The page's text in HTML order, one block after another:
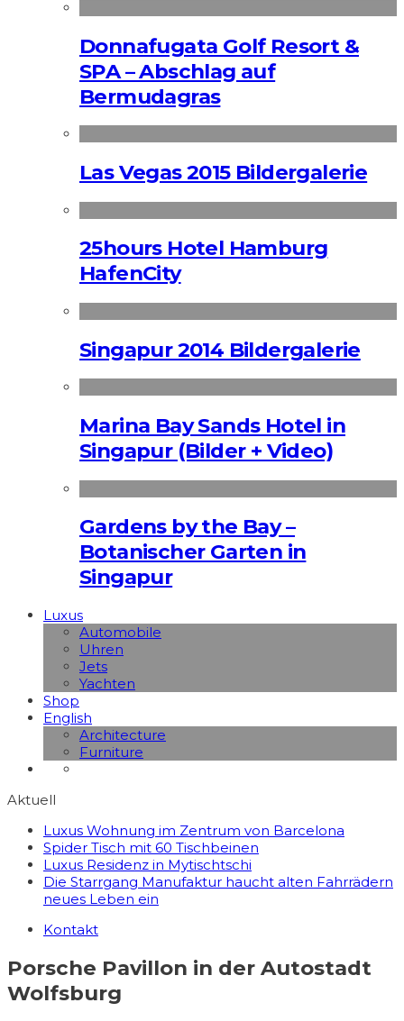
Donnafugata Golf Resort &
SPA – Abschlag auf
Bermudagras
Las Vegas 2015 Bildergalerie
25hours Hotel Hamburg
HafenCity
Singapur 2014 Bildergalerie
Marina Bay Sands Hotel in
Singapur (Bilder + Video)
Gardens by the Bay –
Botanischer Garten in
Singapur
Luxus
Automobile
Uhren
Jets
Yachten
Shop
English
Architecture
Furniture
Aktuell
Luxus Wohnung im Zentrum von Barcelona
Spider Tisch mit 60 Tischbeinen
Luxus Residenz in Mytischtschi
Die Starrgang Manufaktur haucht alten Fahrrädern
neues Leben ein
Kontakt
Porsche Pavillon in der Autostadt
Wolfsburg